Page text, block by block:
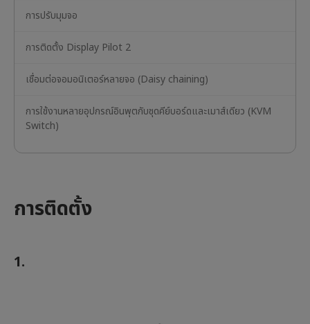
การปรับมุมจอ
การติดตั้ง Display Pilot 2
เชื่อมต่อจอมอนิเตอร์หลายจอ (Daisy chaining)
การใช้งานหลายอุปกรณ์อินพุตกับชุดคีย์บอร์ดและเมาส์เดียว (KVM
Switch)
การติดตั้ง
1.